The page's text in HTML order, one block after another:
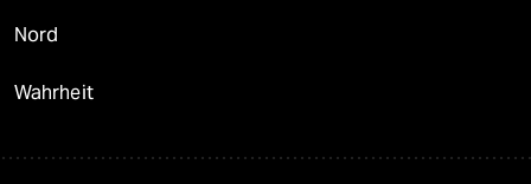
Nord
Wahrheit